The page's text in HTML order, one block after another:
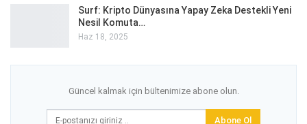
Surf: Kripto Dünyasına Yapay Zeka Destekli Yeni
Nesil Komuta…
Haz 18, 2025
Güncel kalmak için bültenimize abone olun.
Abone Ol